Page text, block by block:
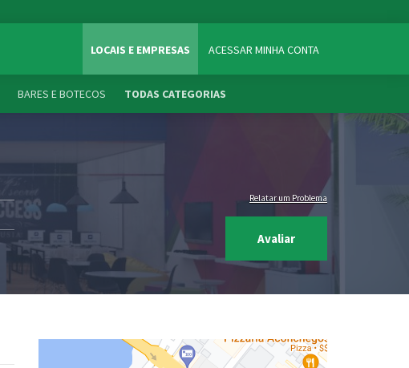
LOCAIS E EMPRESAS ACESSAR MINHA CONTA
BARES E BOTECOS TODAS CATEGORIAS
Relatar um Problema
Avaliar